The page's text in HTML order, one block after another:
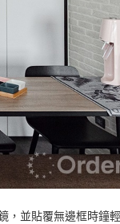
，並貼覆無邊框時鐘